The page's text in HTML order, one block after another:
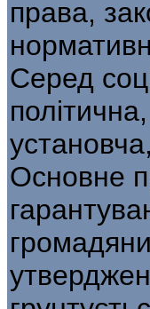
права,
Серед
Основне